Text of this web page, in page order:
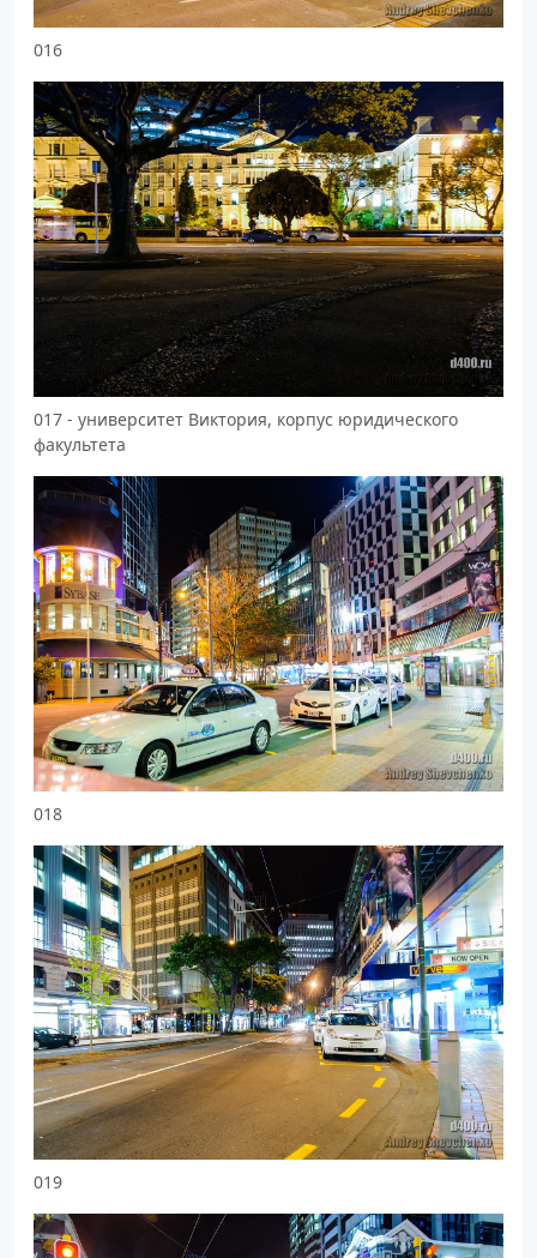
016
017 - университет Виктория, корпус юридического
факультета
018
019